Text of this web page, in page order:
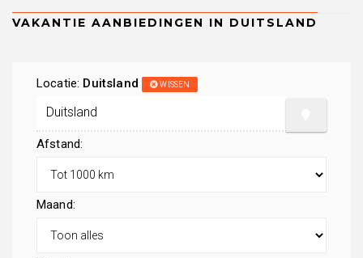
Locatie: Duitsland WISSEN
Afstand:
Maand: